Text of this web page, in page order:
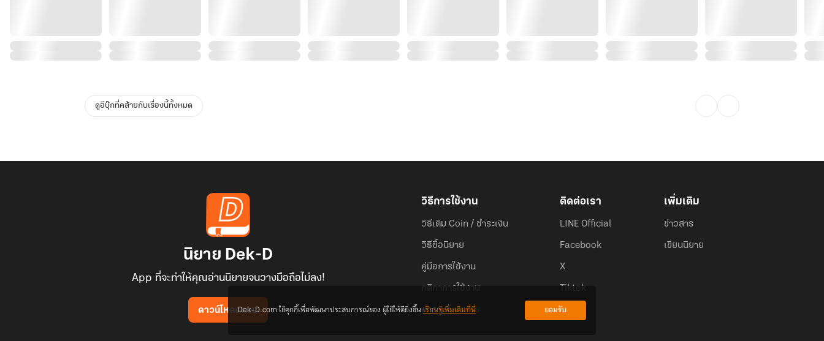
ดูอีบุ๊กที่คล้ายกับเรื่องนี้ทั้งหมด
นิยาย Dek-D
App ที่จะทำให้คุณอ่านนิยายจนวางมือถือไม่ลง!
ดาวน์โหลดแอป
วิธีการใช้งาน
วิธีเติม Coin / ชำระเงิน
วิธีซื้อนิยาย
คู่มือการใช้งาน
กติกาการใช้งาน
คำถามที่พบบ่อย
ติดต่อเรา
LINE Official
Facebook
X
Tiktok
เพิ่มเติม
ข่าวสาร
เขียนนิยาย
Dek-D.com ใช้คุกกี้เพื่อพัฒนาประสบการณ์ของ ผู้ใช้ให้ดียิ่งขึ้นเรียนรู้เพิ่มเติมที่นี่ ยอมรับ